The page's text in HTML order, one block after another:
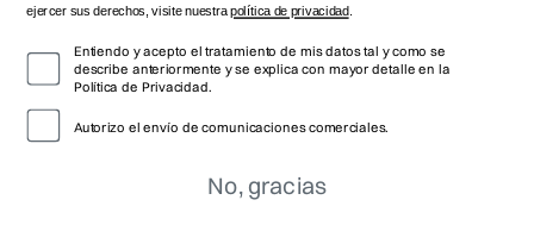
© 2026 VICEROY
ejercer sus derechos, visite nuestrapolítica de privacidad.
Entiendo y acepto el tratamiento de mis datos tal y como se
describe anteriormente y se explica con mayor detalle en la
Política de Privacidad.
Autorizo el envío de comunicaciones comerciales.
No, gracias